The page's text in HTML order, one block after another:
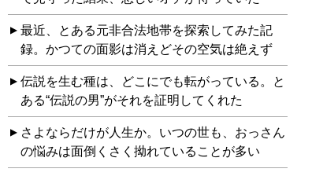
最近、とある元非合法地帯を探索してみた記
録。かつての面影は消えどその空気は絶えず
伝説を生む種は、どこにでも転がっている。と
ある“伝説の男”がそれを証明してくれた
さよならだけが人生か。いつの世も、おっさん
の悩みは面倒くさく拗れていることが多い